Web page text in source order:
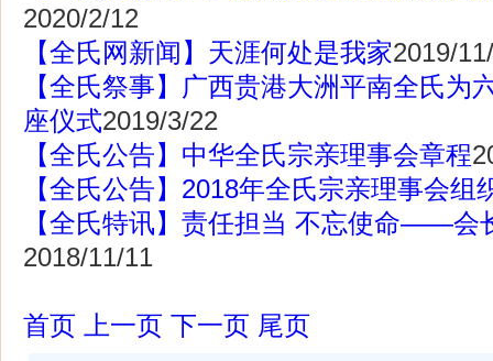
2020/2/12
【全氏网新闻】天涯何处是我家2019/
【全氏祭事】广西贵港大洲平南全氏为
座仪式2019/3/22
【全氏公告】中华全氏宗亲理事会章程
【全氏公告】2018年全氏宗亲理事会组
【全氏特讯】责任担当 不忘使命——会
2018/11/11
首页 上一页 下一页 尾页